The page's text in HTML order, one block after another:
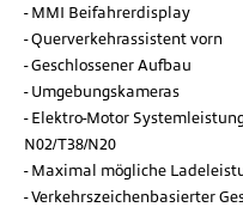
MMI Beifahrerdisplay
Querverkehrassistent vorn
Geschlossener Aufbau
Umgebungskameras
Elektro-Motor
N02/T38/N20
Maximal mögliche
Verkehrszeichenbasierter